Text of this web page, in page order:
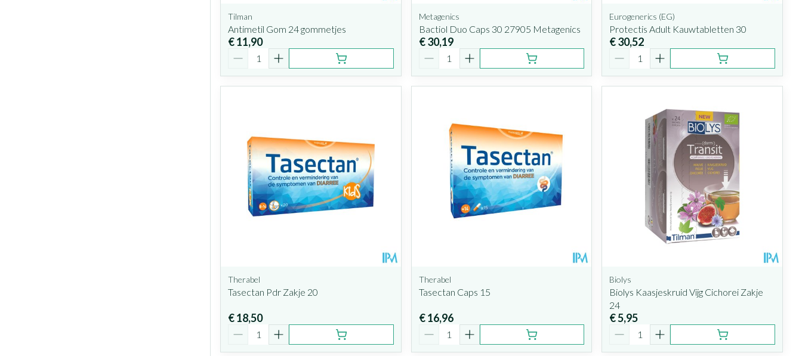
Tilman
Antimetil Gom 24 gommetjes
€ 11,90
Metagenics
Bactiol Duo Caps 30 27905 Metagenics
€ 30,19
Eurogenerics (EG)
Protectis Adult Kauwtabletten 30
€ 30,52
Therabel
Tasectan Pdr Zakje 20
€ 18,50
Therabel
Tasectan Caps 15
€ 16,96
Biolys
Biolys Kaasjeskruid Vijg Cichorei Zakje
24
€ 5,95